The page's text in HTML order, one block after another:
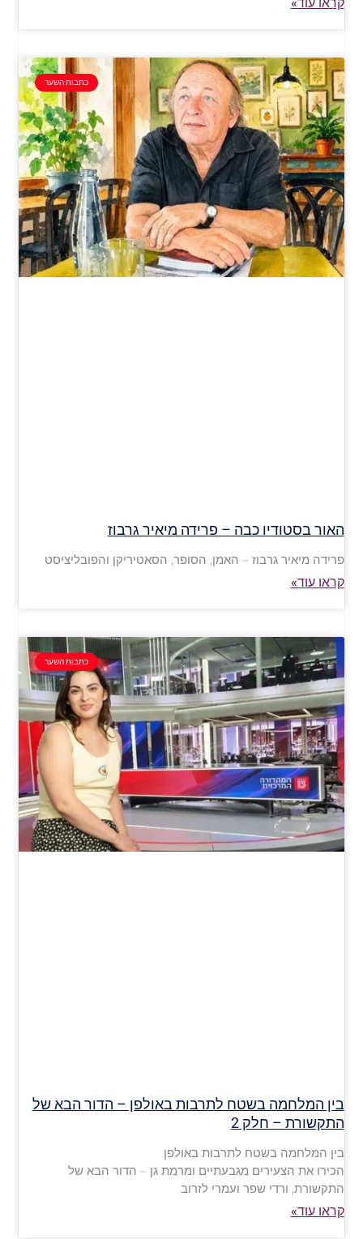
קראו עוד»
כתבות השער
האור בסטודיו כבה – פרידה מיאיר גרבוז
פרידה מיאיר גרבוז – האמן, הסופר, הסאטיריקן והפובליציסט
קראו עוד»
כתבות השער
בין המלחמה בשטח לתרבות באולפן – הדור הבא של
התקשורת – חלק 2
בין המלחמה בשטח לתרבות באולפן
הכירו את הצעירים מגבעתיים ומרמת גן – הדור הבא של
התקשורת, ורדי שפר ועמרי לזרוב
קראו עוד»